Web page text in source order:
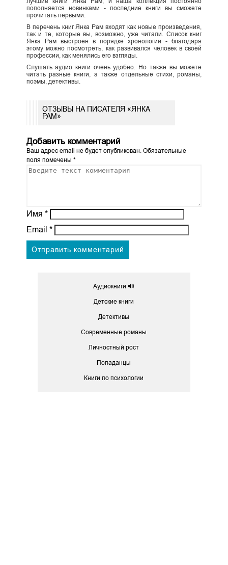
пополняется новинками - последние книги вы сможете
прочитать первыми.
В перечень книг Янка Рам входят как новые произведения,
так и те, которые вы, возможно, уже читали. Список книг
Янка Рам выстроен в порядке хронологии - благодаря
этому можно посмотреть, как развивался человек в своей
профессии, как менялись его взгляды.
Слушать аудио книги очень удобно. Но также вы можете
читать разные книги, а также отдельные стихи, романы,
поэмы, детективы.
ОТЗЫВЫ НА ПИСАТЕЛЯ «ЯНКА
РАМ»
Добавить комментарий
Ваш адрес email не будет опубликован.Обязательные
поля помечены *
Имя *
Email *
Аудиокниги 🔊
Детские книги
Детективы
Современные романы
Личностный рост
Попаданцы
Книги по психологии